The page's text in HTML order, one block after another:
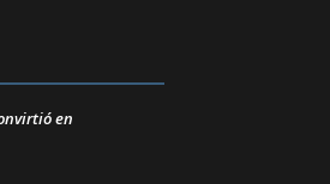
en